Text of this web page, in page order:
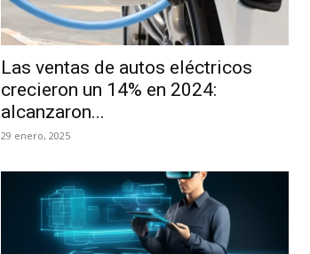
Las ventas de autos eléctricos
crecieron un 14% en 2024:
alcanzaron...
29 enero, 2025